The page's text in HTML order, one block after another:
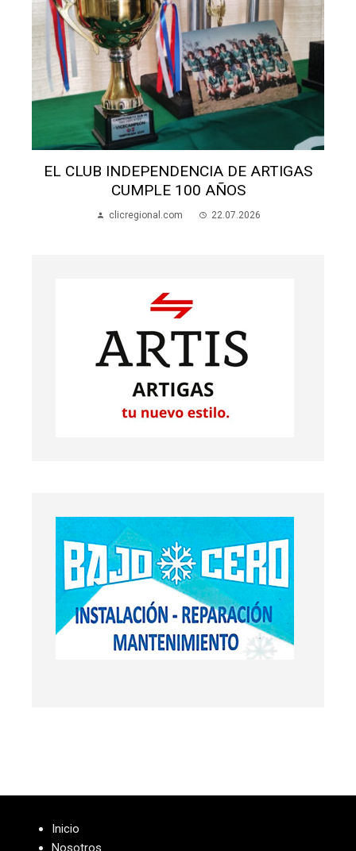
EL CLUB INDEPENDENCIA DE ARTIGAS
CUMPLE 100 AÑOS
clicregional.com 22.07.2026
Inicio